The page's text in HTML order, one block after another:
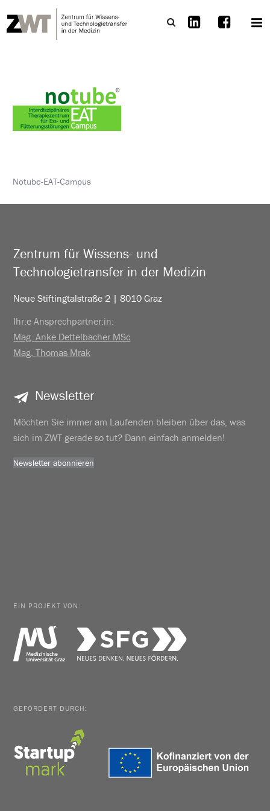
Notube-EAT-Campus
Zentrum für Wissens- und
Technologietransfer in der Medizin
Neue Stiftingtalstraße 2 | 8010 Graz
Ihr:e Ansprechpartner:in:
Mag. Anke Dettelbacher MSc
Mag. Thomas Mrak
Newsletter
Möchten Sie immer am Laufenden bleiben über das, was
sich im ZWT gerade so tut? Dann einfach anmelden!
Newsletter abonnieren
EIN PROJEKT VON:
GEFÖRDERT DURCH: